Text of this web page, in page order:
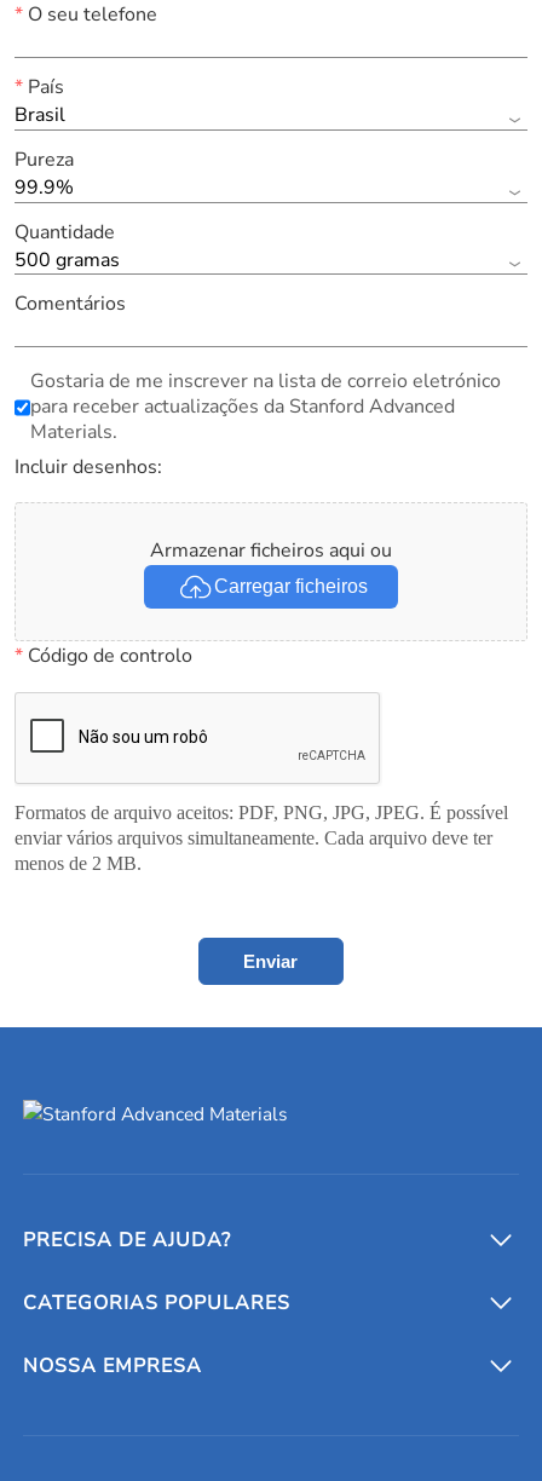
*O seu telefone
*País
Brasil
Pureza
99.9%
Quantidade
500 gramas
Comentários
Gostaria de me inscrever na lista de correio eletrónico
para receber actualizações da Stanford Advanced
Materials.
Incluir desenhos:
Armazenar ficheiros aqui ou
Carregar ficheiros
*Código de controlo
Formatos de arquivo aceitos: PDF, PNG, JPG, JPEG. É possível
enviar vários arquivos simultaneamente. Cada arquivo deve ter
menos de 2 MB.
Enviar
PRECISA DE AJUDA?
Conversores e calculadoras
Entre em contato conosco
CATEGORIAS POPULARES
Metais refratários
NOSSA EMPRESA